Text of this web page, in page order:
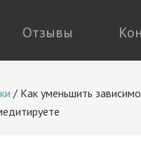
Отзывы
/ Как уменьшить